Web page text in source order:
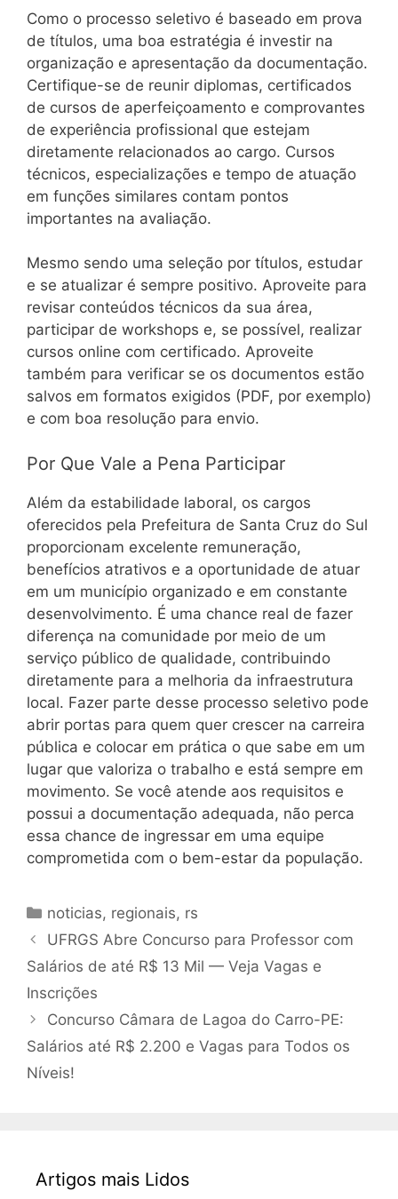
Como o processo seletivo é baseado em prova
de títulos, uma boa estratégia é investir na
organização e apresentação da documentação.
Certifique-se de reunir diplomas, certificados
de cursos de aperfeiçoamento e comprovantes
de experiência profissional que estejam
diretamente relacionados ao cargo. Cursos
técnicos, especializações e tempo de atuação
em funções similares contam pontos
importantes na avaliação.
Mesmo sendo uma seleção por títulos, estudar
e se atualizar é sempre positivo. Aproveite para
revisar conteúdos técnicos da sua área,
participar de workshops e, se possível, realizar
cursos online com certificado. Aproveite
também para verificar se os documentos estão
salvos em formatos exigidos (PDF, por exemplo)
e com boa resolução para envio.
Por Que Vale a Pena Participar
Além da estabilidade laboral, os cargos
oferecidos pela Prefeitura de Santa Cruz do Sul
proporcionam excelente remuneração,
benefícios atrativos e a oportunidade de atuar
em um município organizado e em constante
desenvolvimento. É uma chance real de fazer
diferença na comunidade por meio de um
serviço público de qualidade, contribuindo
diretamente para a melhoria da infraestrutura
local. Fazer parte desse processo seletivo pode
abrir portas para quem quer crescer na carreira
pública e colocar em prática o que sabe em um
lugar que valoriza o trabalho e está sempre em
movimento. Se você atende aos requisitos e
possui a documentação adequada, não perca
essa chance de ingressar em uma equipe
comprometida com o bem-estar da população.
Categorias
noticias, regionais, rs
UFRGS Abre Concurso para Professor com
Salários de até R$ 13 Mil — Veja Vagas e
Inscrições
Concurso Câmara de Lagoa do Carro-PE:
Salários até R$ 2.200 e Vagas para Todos os
Níveis!
Artigos mais Lidos